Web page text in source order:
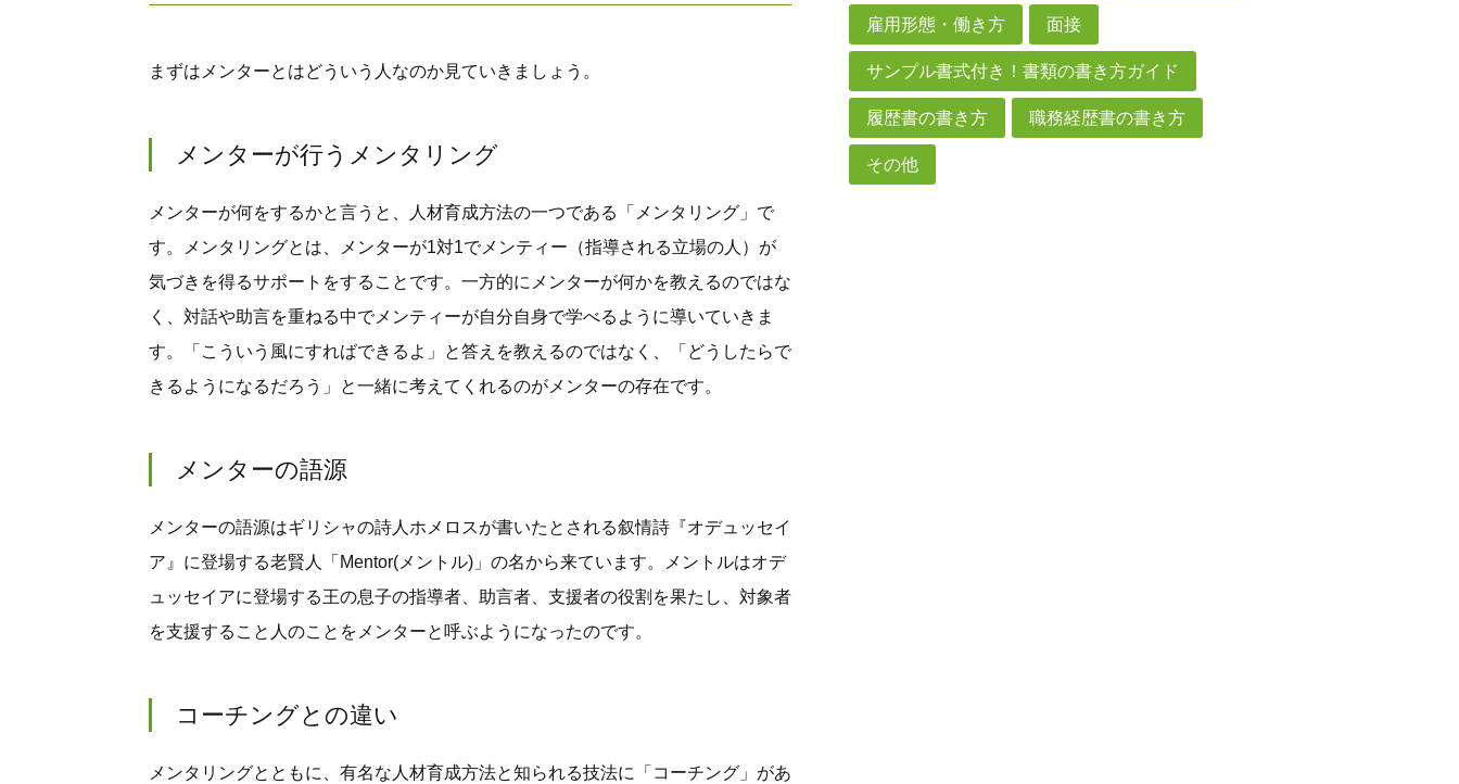
まずはメンターとはどういう人なのか見ていきましょう。
メンターが行うメンタリング
メンターが何をするかと言うと、人材育成方法の一つである「メンタリング」で
す。メンタリングとは、メンターが1対1でメンティー（指導される立場の人）が
気づきを得るサポートをすることです。一方的にメンターが何かを教えるのではな
く、対話や助言を重ねる中でメンティーが自分自身で学べるように導いていきま
す。「こういう風にすればできるよ」と答えを教えるのではなく、「どうしたらで
きるようになるだろう」と一緒に考えてくれるのがメンターの存在です。
メンターの語源
メンターの語源はギリシャの詩人ホメロスが書いたとされる叙情詩『オデュッセイ
ア』に登場する老賢人「Mentor(メントル)」の名から来ています。メントルはオデ
ュッセイアに登場する王の息子の指導者、助言者、支援者の役割を果たし、対象者
を支援すること人のことをメンターと呼ぶようになったのです。
コーチングとの違い
メンタリングとともに、有名な人材育成方法と知られる技法に「コーチング」があ
雇用形態・働き方 面接
サンプル書式付き！書類の書き方ガイド
履歴書の書き方 職務経歴書の書き方
その他